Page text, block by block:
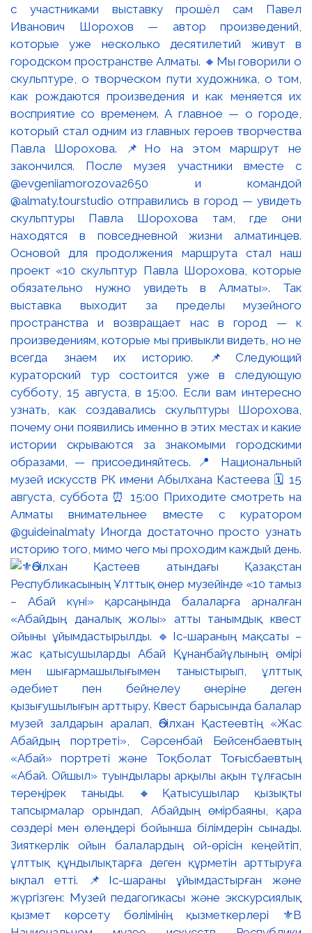
с участниками выставку прошёл сам Павел
Иванович Шорохов — автор произведений,
которые уже несколько десятилетий живут в
городском пространстве Алматы. 🔸Мы говорили о
скульптуре, о творческом пути художника, о том,
как рождаются произведения и как меняется их
восприятие со временем. А главное — о городе,
который стал одним из главных героев творчества
Павла Шорохова. 📌Но на этом маршрут не
закончился. После музея участники вместе с
@evgeniiamorozova2650 и командой
@almaty.tourstudio отправились в город — увидеть
скульптуры Павла Шорохова там, где они
находятся в повседневной жизни алматинцев.
Основой для продолжения маршрута стал наш
проект «10 скульптур Павла Шорохова, которые
обязательно нужно увидеть в Алматы». Так
выставка выходит за пределы музейного
пространства и возвращает нас в город — к
произведениям, которые мы привыкли видеть, но не
всегда знаем их историю. 📌Следующий
кураторский тур состоится уже в следующую
субботу, 15 августа, в 15:00. Если вам интересно
узнать, как создавались скульптуры Шорохова,
почему они появились именно в этих местах и какие
истории скрываются за знакомыми городскими
образами, — присоединяйтесь. 📍 Национальный
музей искусств РК имени Абылхана Кастеева 🗓 15
августа, суббота ⏰ 15:00 Приходите смотреть на
Алматы внимательнее вместе с куратором
@guideinalmaty Иногда достаточно просто узнать
историю того, мимо чего мы проходим каждый день.